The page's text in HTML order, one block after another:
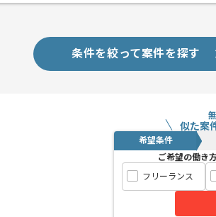
メディア企業になることを標榜し、国
様々なメディアを企画・開発・運営して
ユーザー目線の開発ノウハウが身につ
サービスに関する積極的な提案や技術
大幅なスキルアップが見込めます。
条件を絞って案件を探す
似た案
希望条件
ご希望の働き
フリーランス